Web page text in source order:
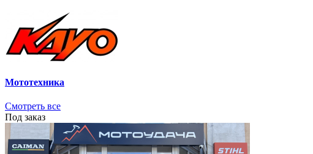
Мототехника
Смотреть все
Под заказ